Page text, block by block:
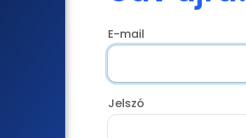
E-mail
Jelszó